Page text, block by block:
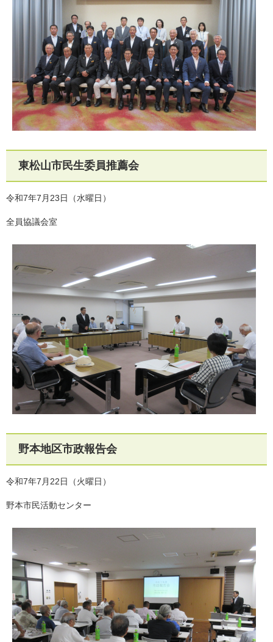
東松山市民生委員推薦会
令和7年7月23日（水曜日）
全員協議会室
野本地区市政報告会
令和7年7月22日（火曜日）
野本市民活動センター